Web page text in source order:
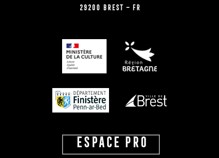
29200 BREST – FR
ESPACE PRO